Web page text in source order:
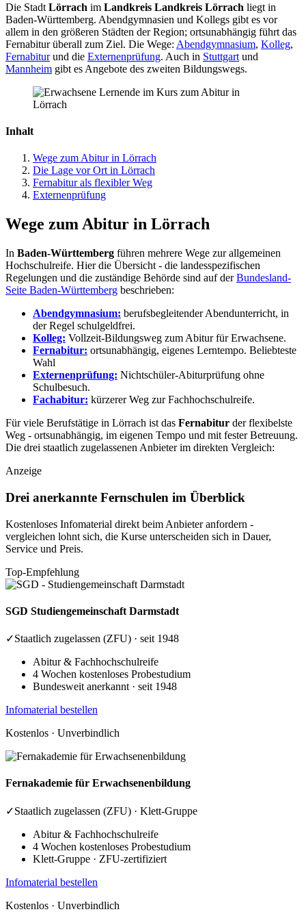
Die Stadt Lörrach im Landkreis Landkreis Lörrach liegt in
Baden-Württemberg. Abendgymnasien und Kollegs gibt es vor
allem in den größeren Städten der Region; ortsunabhängig führt das
Fernabitur überall zum Ziel. Die Wege: Abendgymnasium, Kolleg,
Fernabiturund die Externenprüfung. Auch in Stuttgart und
Mannheim gibt es Angebote des zweiten Bildungswegs.
Inhalt
Wege zum Abitur in Lörrach
Die Lage vor Ort in Lörrach
Fernabitur als flexibler Weg
Externenprüfung
Wege zum Abitur in Lörrach
In Baden-Württemberg führen mehrere Wege zur allgemeinen
Hochschulreife. Hier die Übersicht - die landesspezifischen
Regelungen und die zuständige Behörde sind auf derBundesland-
Seite Baden-Württemberg beschrieben:
Abendgymnasium: berufsbegleitender Abendunterricht, in
der Regel schulgeldfrei.
Kolleg: Vollzeit-Bildungsweg zum Abitur für Erwachsene.
Fernabitur: ortsunabhängig, eigenes Lerntempo. Beliebteste
Wahl
Externenprüfung: Nichtschüler-Abiturprüfung ohne
Schulbesuch.
Fachabitur: kürzerer Weg zur Fachhochschulreife.
Für viele Berufstätige in Lörrach ist das Fernabitur der flexibelste
Weg - ortsunabhängig, im eigenen Tempo und mit fester Betreuung.
Die drei staatlich zugelassenen Anbieter im direkten Vergleich:
Anzeige
Drei anerkannte Fernschulen im Überblick
Kostenloses Infomaterial direkt beim Anbieter anfordern -
vergleichen lohnt sich, die Kurse unterscheiden sich in Dauer,
Service und Preis.
Top-Empfehlung
SGD Studiengemeinschaft Darmstadt
✓Staatlich zugelassen (ZFU) · seit 1948
Abitur & Fachhochschulreife
4 Wochen kostenloses Probestudium
Bundesweit anerkannt · seit 1948
Infomaterial bestellen
Kostenlos · Unverbindlich
Fernakademie für Erwachsenenbildung
✓Staatlich zugelassen (ZFU) · Klett-Gruppe
Abitur & Fachhochschulreife
4 Wochen kostenloses Probestudium
Klett-Gruppe · ZFU-zertifiziert
Infomaterial bestellen
Kostenlos · Unverbindlich